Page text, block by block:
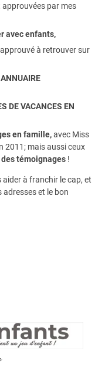
approuvées par mes
avec enfants,
à retrouver sur
ANNUAIRE
DE VACANCES EN
en famille,avec Miss
2011; mais aussi ceux
témoignages !
aider à franchir le cap, et
adresses et le bon